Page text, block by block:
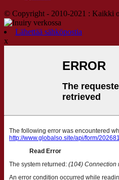
© Copyright - 2010-2021 : Kaikki
Lähettää sähköpostia
x